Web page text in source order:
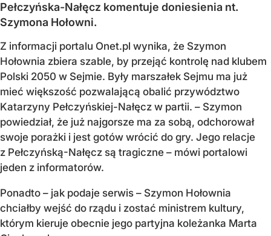
Pełczyńska-Nałęcz komentuje doniesienia nt.
Szymona Hołowni.
Z informacji portalu Onet.pl wynika, że Szymon
Hołownia zbiera szable, by przejąć kontrolę nad klubem
Polski 2050 w Sejmie. Były marszałek Sejmu ma już
mieć większość pozwalającą obalić przywództwo
Katarzyny Pełczyńskiej-Nałęcz w partii. – Szymon
powiedział, że już najgorsze ma za sobą, odchorował
swoje porażki i jest gotów wrócić do gry. Jego relacje
z Pełczyńską-Nałęcz są tragiczne – mówi portalowi
jeden z informatorów.
Ponadto – jak podaje serwis – Szymon Hołownia
chciałby wejść do rządu i zostać ministrem kultury,
którym kieruje obecnie jego partyjna koleżanka Marta